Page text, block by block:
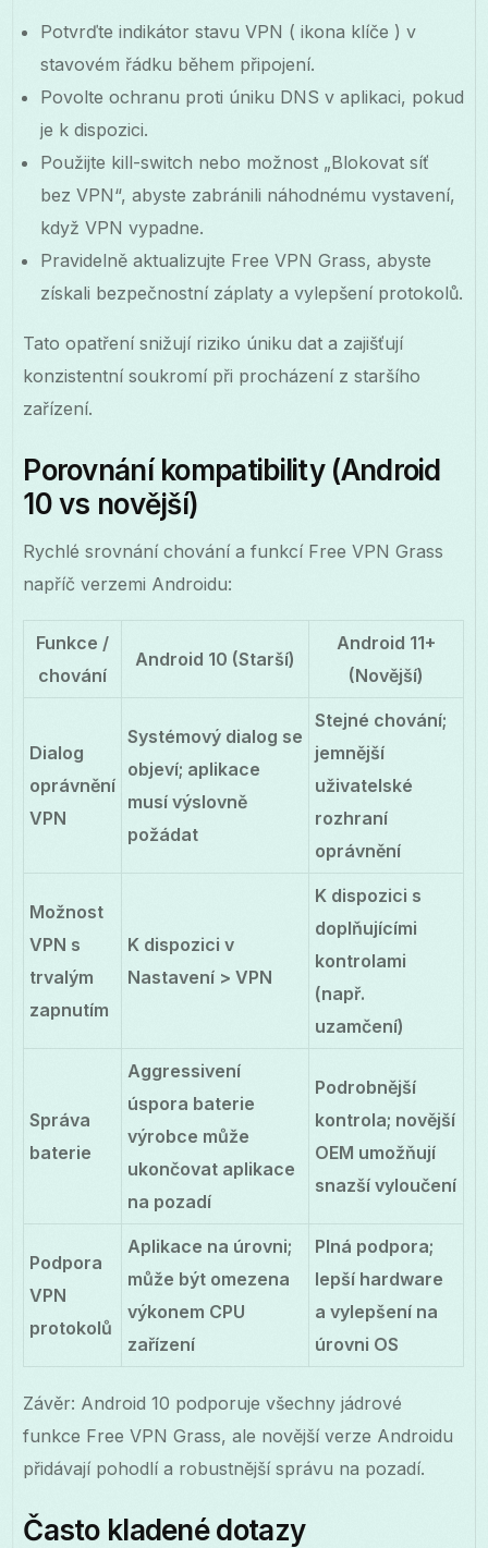
Potvrďte indikátor stavu VPN ( ikona klíče ) v
stavovém řádku během připojení.
Povolte ochranu proti úniku DNS v aplikaci, pokud
je k dispozici.
Použijte kill-switch nebo možnost „Blokovat síť
bez VPN“, abyste zabránili náhodnému vystavení,
když VPN vypadne.
Pravidelně aktualizujte Free VPN Grass, abyste
získali bezpečnostní záplaty a vylepšení protokolů.
Tato opatření snižují riziko úniku dat a zajišťují
konzistentní soukromí při procházení z staršího
zařízení.
Porovnání kompatibility (Android
10 vs novější)
Rychlé srovnání chování a funkcí Free VPN Grass
napříč verzemi Androidu:
Funkce /
chování
Android 10 (Starší)
Android 11+
(Novější)
Dialog
oprávnění
VPN
Systémový dialog se
objeví; aplikace
musí výslovně
požádat
Stejné chování;
jemnější
uživatelské
rozhraní
oprávnění
Možnost
VPN s
trvalým
zapnutím
K dispozici v
Nastavení > VPN
K dispozici s
doplňujícími
kontrolami
(např.
uzamčení)
Správa
baterie
Aggressivení
úspora baterie
výrobce může
ukončovat aplikace
na pozadí
Podrobnější
kontrola; novější
OEM umožňují
snazší vyloučení
Podpora
VPN
protokolů
Aplikace na úrovni;
může být omezena
výkonem CPU
zařízení
Plná podpora;
lepší hardware
a vylepšení na
úrovni OS
Závěr: Android 10 podporuje všechny jádrové
funkce Free VPN Grass, ale novější verze Androidu
přidávají pohodlí a robustnější správu na pozadí.
Často kladené dotazy